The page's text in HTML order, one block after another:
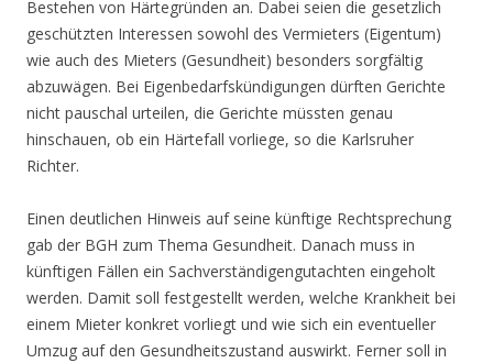
Bestehen von Härtegründen an. Dabei seien die gesetzlich
geschützten Interessen sowohl des Vermieters (Eigentum)
wie auch des Mieters (Gesundheit) besonders sorgfältig
abzuwägen. Bei Eigenbedarfskündigungen dürften Gerichte
nicht pauschal urteilen, die Gerichte müssten genau
hinschauen, ob ein Härtefall vorliege, so die Karlsruher
Richter.
Einen deutlichen Hinweis auf seine künftige Rechtsprechung
gab der BGH zum Thema Gesundheit. Danach muss in
künftigen Fällen ein Sachverständigengutachten eingeholt
werden. Damit soll festgestellt werden, welche Krankheit bei
einem Mieter konkret vorliegt und wie sich ein eventueller
Umzug auf den Gesundheitszustand auswirkt. Ferner soll in